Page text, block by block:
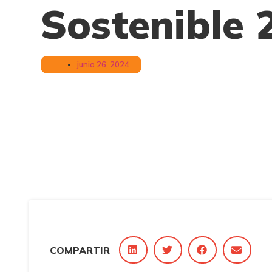
Sostenible
junio 26, 2024
COMPARTIR